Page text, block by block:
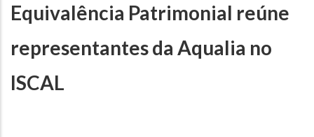
Equivalência Patrimonial reúne
representantes da Aqualia no
ISCAL